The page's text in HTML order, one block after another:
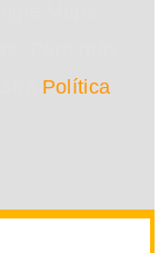
Política